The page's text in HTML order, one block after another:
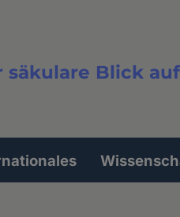
säkulare Blick